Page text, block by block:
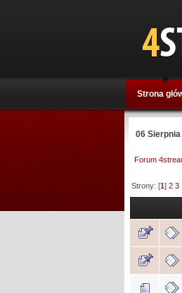
Strona
06
Forum
Strony: [1]2 3